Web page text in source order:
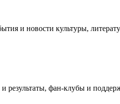
и новости культуры,
результаты, фан-клубы и